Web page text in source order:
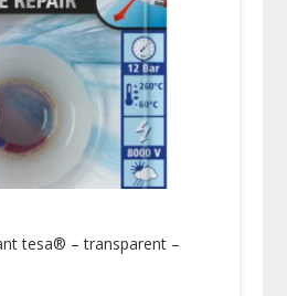
tesa® – transparent –